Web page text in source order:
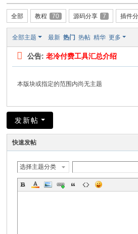
全部 教程 70 源码分享 7 插件
全部主题 最新 热门 热帖 精华 更多
公告:老冷付费工具汇总介绍
本版块或指定的范围内尚无主题
发新帖
快速发帖
选择主题分类